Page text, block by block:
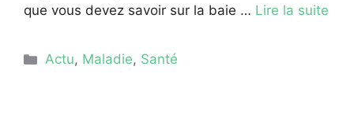
que vous devez savoir sur la baie … Lire la suite
Catégories
Actu, Maladie, Santé